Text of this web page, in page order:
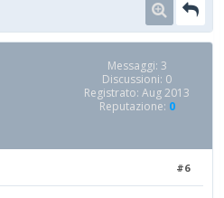
Messaggi: 3
Discussioni: 0
Registrato: Aug 2013
Reputazione: 0
#6